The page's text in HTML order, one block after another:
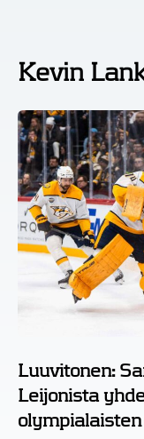
Kevin
Luuvitonen:
Leijonista